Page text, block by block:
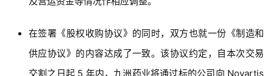
在签署《股权收购协议》的同时，双方也就一份《制造和
供应协议》的内容达成了一致。该协议约定，自本次交易
交割之日起 5 年内，九洲药业将通过标的公司向 Novartis